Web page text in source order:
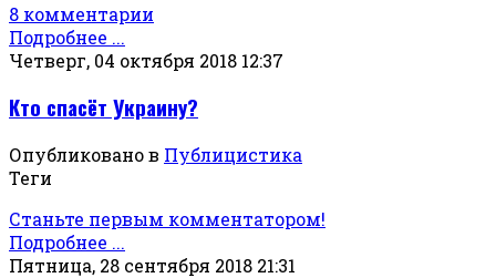
8 комментарии
Подробнее ...
Четверг, 04 октября 2018 12:37
Кто спасёт Украину?
Опубликовано в Публицистика
Теги
Станьте первым комментатором!
Подробнее ...
Пятница, 28 сентября 2018 21:31